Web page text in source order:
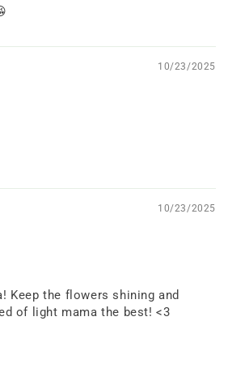
10/23/2025
10/23/2025
Keep the flowers shining and
of light mama the best! <3